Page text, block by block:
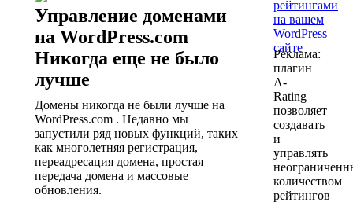
Управление доменами
на WordPress.com
Никогда еще не было
лучше
Домены никогда не были лучше на
WordPress.com . Недавно мы
запустили ряд новых функций, таких
как многолетняя регистрация,
переадресация домена, простая
передача домена и массовые
обновления.
Реклама:
плагин
A-
Rating
позволяет
создавать
и
управлять
количеством
рейтингов